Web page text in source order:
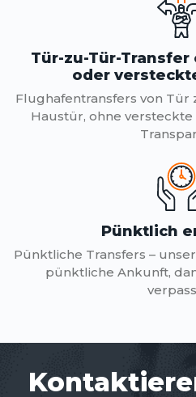
Tür-zu-Tür-
oder
Flughafentransfers von Tür
Haustür, ohne
Pünktlich
Pünktliche Transfers –
pünktliche Ankunft,